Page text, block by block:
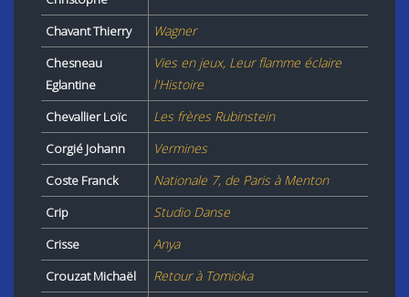
Chavant Thierry Wagner
Chesneau
Eglantine
Vies en jeux, Leur flamme éclaire
l'Histoire
Chevallier Loïc Les frères Rubinstein
Corgié Johann Vermines
Coste Franck Nationale 7, de Paris à Menton
Crip Studio Danse
Crisse Anya
Crouzat Michaël Retour à Tomioka